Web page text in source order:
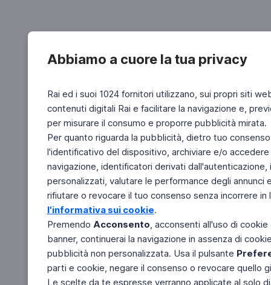
Abbiamo a cuore la tua privacy
Rai ed i suoi 1024 fornitori utilizzano, sui propri siti
contenuti digitali Rai e facilitare la navigazione e,
per misurare il consumo e proporre pubblicità mirata.
Per quanto riguarda la pubblicità, dietro tuo
l'identificativo del dispositivo, archiviare e/o
navigazione, identificatori derivati
personalizzati, valutare le performance degli
rifiutare o revocare il tuo consenso senza incorrere
l'informativa sui cookie.
Premendo Acconsento, acconsenti all'uso di
banner, continuerai la navigazione in assenza di
pubblicità non personalizzata. Usa il pulsante
parti e cookie, negare il consenso o revocare quello
Le scelte da te espresse verranno applicate al solo